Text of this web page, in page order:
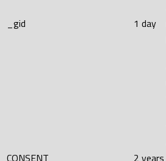
_gid 1 day
CONSENT 2 years